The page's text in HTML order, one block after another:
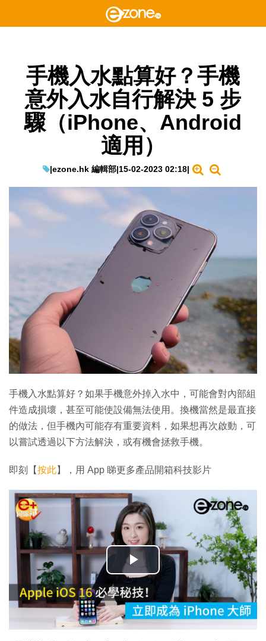
手機入水點算好？手機
意外入水自行解決 5 步
驟（iPhone、Android
適用）
|ezone.hk 編輯部|15-02-2023 02:18|
手機入水點算好？如果手機意外掉入水中，可能會對內部組
件造成損壞，甚至可能使設備無法使用。換機當然是最直接
的做法，但手機內可能存有重要資料，如果想再次啟動，可
以嘗試透過以下方法解決，或有機會拯救手機。
即刻【按此】，用 App 睇更多產品開箱科技影片
播
放
影